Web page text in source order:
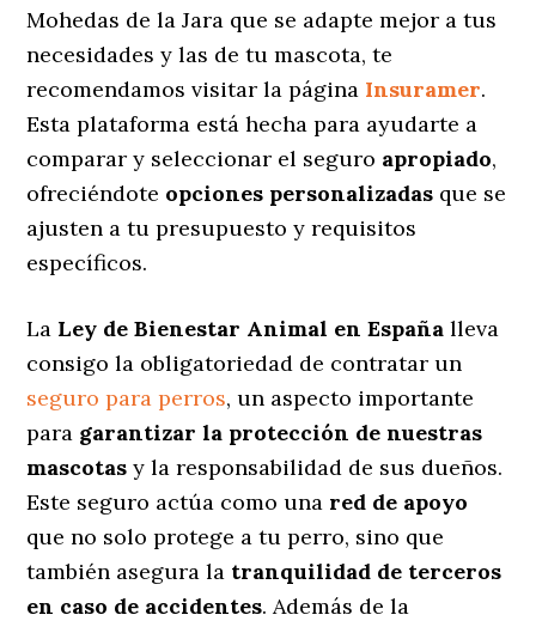
Mohedas de la Jara que se adapte mejor a tus
necesidades y las de tu mascota, te
recomendamos visitar la página Insuramer.
Esta plataforma está hecha para ayudarte a
comparar y seleccionar el seguro apropiado,
ofreciéndote opciones personalizadas que se
ajusten a tu presupuesto y requisitos
específicos.
La Ley de Bienestar Animal en España lleva
consigo la obligatoriedad de contratar un
seguro para perros, un aspecto importante
para garantizar la protección de nuestras
mascotas y la responsabilidad de sus dueños.
Este seguro actúa como una red de apoyo
que no solo protege a tu perro, sino que
también asegura la tranquilidad de terceros
en caso de accidentes. Además de la